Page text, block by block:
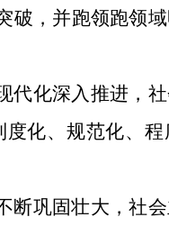
破，并跑领跑领
化深入推进，
化、规范化、
巩固壮大，社